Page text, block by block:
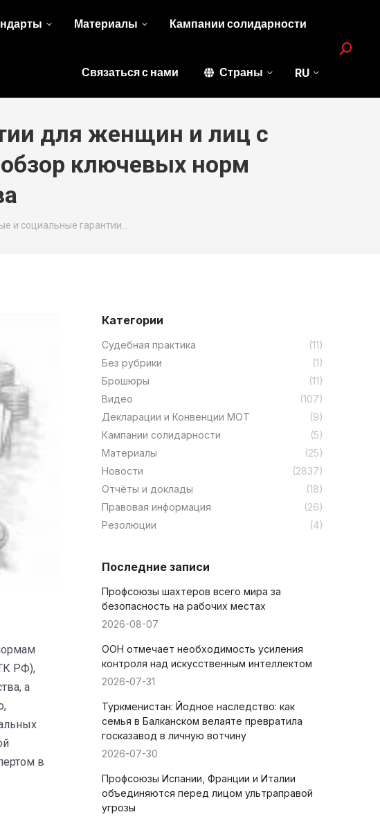
Материалы Кампании солидарности
Связаться с нами Страны RU
Search:
для женщин и лиц с
ключевых норм
и социальные гарантии…
РФ),
а
в
Категории
Cудебная практика
(11)
Без рубрики
(1)
Брошюры
(11)
Видео
(107)
Декларации и Конвенции МОТ
(9)
Кампании солидарности
(5)
Материалы
(25)
Новости
(2837)
Отчёты и доклады
(18)
Правовая информация
(26)
Резолюции
(4)
Последние записи
Профсоюзы шахтеров всего мира за
безопасность на рабочих местах
2026-08-07
ООН отмечает необходимость усиления
контроля над искусственным интеллектом
2026-07-31
Туркменистан: Йодное наследство: как
семья в Балканском велаяте превратила
госказавод в личную вотчину
2026-07-30
Профсоюзы Испании, Франции и Италии
объединяются перед лицом ультраправой
угрозы